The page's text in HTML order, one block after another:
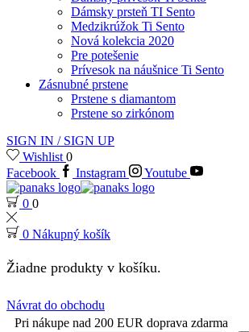
Dámsky prsteň TI Sento
Medzikrúžok Ti Sento
Nová kolekcia 2020
Pre potešenie
Prívesok na náušnice Ti Sento
Zásnubné prstene
Prstene s diamantom
Prstene so zirkónom
SIGN IN / SIGN UP
Wishlist 0
Facebook
Instagram Youtube
0 0
0 Nákupný košík
Žiadne produkty v košíku.
Návrat do obchodu
Pri nákupe nad 200 EUR doprava zdarma